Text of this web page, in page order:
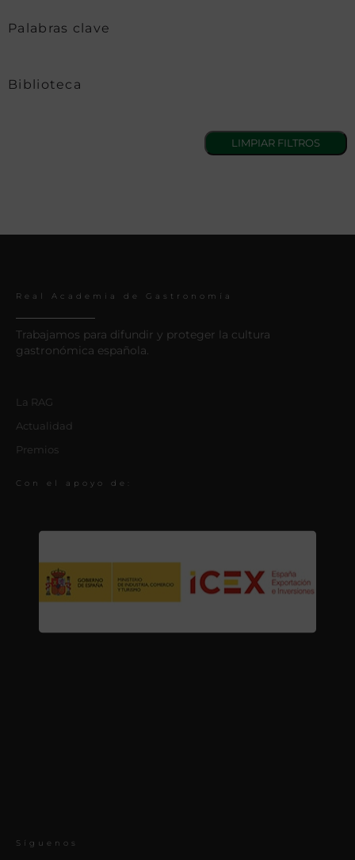
Palabras clave
Biblioteca
Real Academia de Gastronomía
Trabajamos para difundir y proteger la cultura
gastronómica española.
La RAG
Actualidad
Premios
Con el apoyo de:
Síguenos